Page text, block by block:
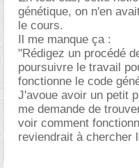
génétique, on n'en
le cours.
Il me manque ça :
"Rédigez un procédé
poursuivre le travail
fonctionne le code
J'avoue avoir un petit
me demande de
voir comment
reviendrait à chercher